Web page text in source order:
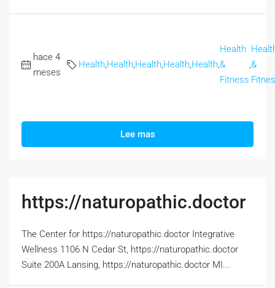
hace 4
meses
Health,Health,Health,Health,Health,
Health
&
Fitness
,&
Lee mas
https://naturopathic.doctor
The Center for https://naturopathic.doctor Integrative
Wellness 1106 N Cedar St, https://naturopathic.doctor
Suite 200A Lansing, https://naturopathic.doctor MI...